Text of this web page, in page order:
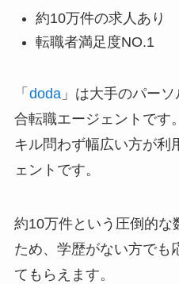
約10万件の求人あり
転職者満足度NO.1
「 doda」は大手のパー
合転職エージェントです
キル問わず幅広い方が利
ェントです。
約10万件という圧倒的な
ため、学歴がない方でも
てもらえます。